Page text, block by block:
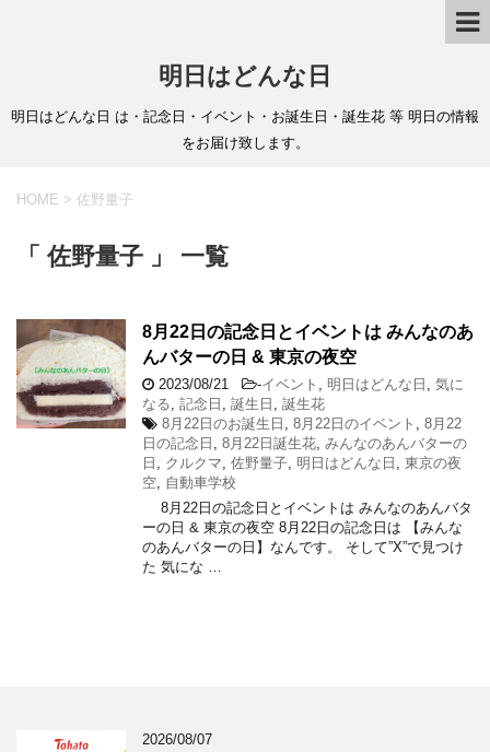
明日はどんな日
明日はどんな日 は・記念日・イベント・お誕生日・誕生花 等 明日の情報
をお届け致します。
HOME > 佐野量子
「 佐野量子 」 一覧
8月22日の記念日とイベントは みんなのあ
んバターの日 & 東京の夜空
2023/08/21 -イベント 明日はどんな日
気に
なる 記念日 誕生日
誕生花
8月22日のお誕生日
8月22日のイベント
8月22
日の記念日
8月22日誕生花 みんなのあんバターの
日
クルクマ 佐野量子 明日はどんな日
東京の夜
空 自動車学校
8月22日の記念日とイベントは みんなのあんバタ
ーの日 & 東京の夜空 8月22日の記念日は 【みんな
のあんバターの日】なんです。 そして”X”で見つけ
た 気にな …
2026/08/07